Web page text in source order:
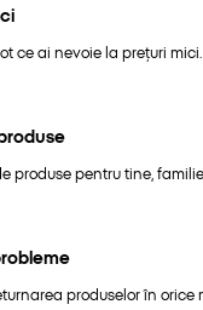
ce ai nevoie la prețuri mici.
produse pentru tine,
produselor în orice